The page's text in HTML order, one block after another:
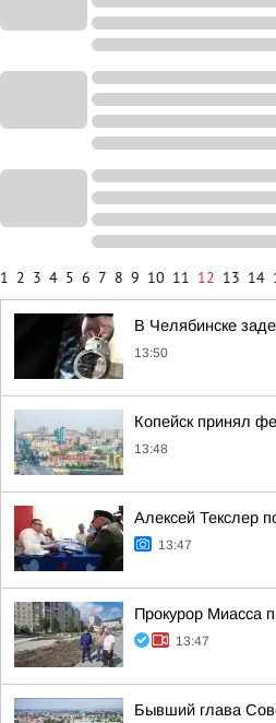
1 2 3 4 5 6 7 8 9 10 11 12 13 14
В Челябинске
13:50
Копейск принял
13:48
Алексей Текслер
13:47
Прокурор Миасса
13:47
Бывший глава